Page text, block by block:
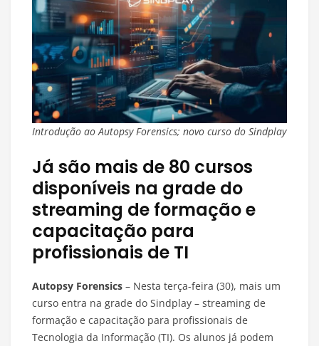
Introdução ao Autopsy Forensics; novo curso do Sindplay
Já são mais de 80 cursos
disponíveis na grade do
streaming de formação e
capacitação para
profissionais de TI
Autopsy Forensics – Nesta terça-feira (30), mais um
curso entra na grade do Sindplay – streaming de
formação e capacitação para profissionais de
Tecnologia da Informação (TI). Os alunos já podem